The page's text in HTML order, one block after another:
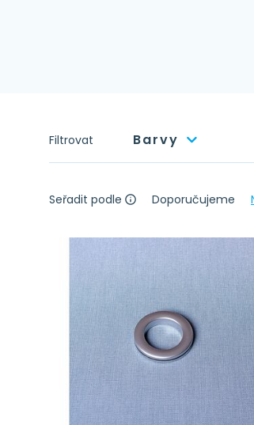
Filtrovat Barvy
Seřadit podle Doporučujeme